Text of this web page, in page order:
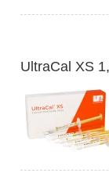
UltraCal XS